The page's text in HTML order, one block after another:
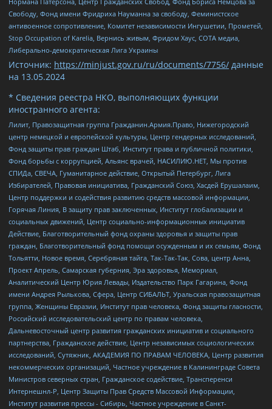
Свободу, Фонд имени Фридриха Науманна за свободу, Феминистское
антивоенное сопротивление, Комитет независимости Ингушетии, Прометей,
Stop Occupation of Karelia, Вернись живым, Фридом Хаус, СОТА медиа,
Либерально-демократическая Лига Украины
Источник: https://minjust.gov.ru/ru/documents/7756/ данные
на 13.05.2024
* Сведения реестра НКО, выполняющих функции
иностранного агента:
Лилит, Правозащитная группа Гражданин.Армия.Право, Нижегородский
центр немецкой и европейской культуры, Центр гендерных исследований,
Фонд защиты прав граждан Штаб, Институт права и публичной политики,
Фонд борьбы с коррупцией, Альянс врачей, НАСИЛИЮ.НЕТ, Мы против
СПИДа, СВЕЧА, Гуманитарное действие, Открытый Петербург, Лига
Избирателей, Правовая инициатива, Гражданский Союз, Хасдей Ерушалаим,
Центр поддержки и содействия развитию средств массовой информации,
Горячая Линия, В защиту прав заключенных, Институт глобализации и
социальных движений, Центр социально-информационных инициатив
Действие, Благотворительный фонд охраны здоровья и защиты прав
граждан, Благотворительный фонд помощи осужденным и их семьям, Фонд
Тольятти, Новое время, Серебряная тайга, Так-Так-Так, Сова, центр Анна,
Проект Апрель, Самарская губерния, Эра здоровья, Мемориал,
Аналитический Центр Юрия Левады, Издательство Парк Гагарина, Фонд
имени Андрея Рылькова, Сфера, Центр СИБАЛЬТ, Уральская правозащитная
группа, Женщины Евразии, Институт прав человека, Фонд защиты гласности,
Российский исследовательский центр по правам человека,
Дальневосточный центр развития гражданских инициатив и социального
партнерства, Гражданское действие, Центр независимых социологических
исследований, Сутяжник, АКАДЕМИЯ ПО ПРАВАМ ЧЕЛОВЕКА, Центр развития
некоммерческих организаций, Частное учреждение в Калининграде Совета
Министров северных стран, Гражданское содействие, Трансперенси
Интернешнл-Р, Центр Защиты Прав Средств Массовой Информации,
Институт развития прессы - Сибирь, Частное учреждение в Санкт-